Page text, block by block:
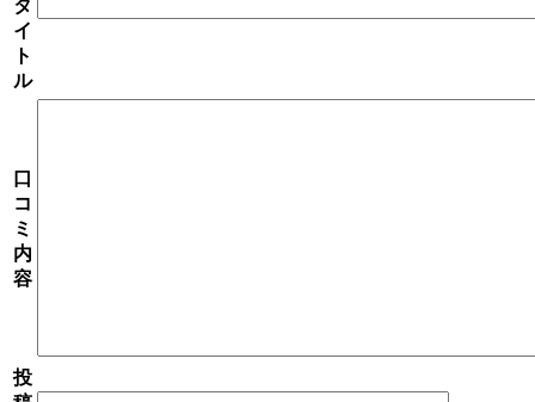
タ
イ
ト
ル
口
コ
ミ
内
容
投